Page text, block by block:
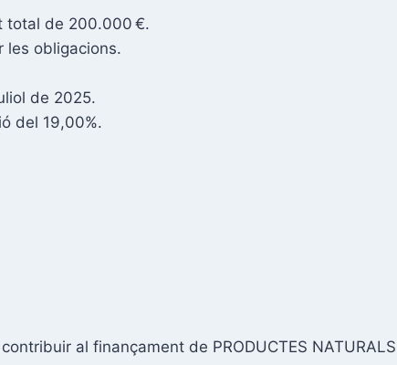
total de 200.000 €.
les obligacions.
de 2025.
del 19,00%.
al finançament de PRODUCTES NATURALS